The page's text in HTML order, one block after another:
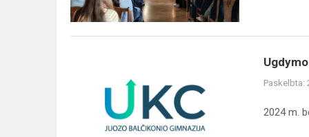
naujienos
Paskelbta:
2024 m.